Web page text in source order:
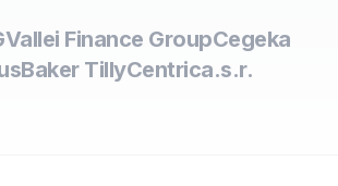
Vallei Finance GroupCegeka
Baker TillyCentrica.s.r.